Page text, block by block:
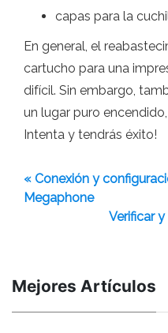
capas para la
En general, el
cartucho para una
difícil. Sin embargo,
un lugar puro
Intenta y tendrás éxito!
« Conexión y
Megaphone
Verificar
Mejores Artículos